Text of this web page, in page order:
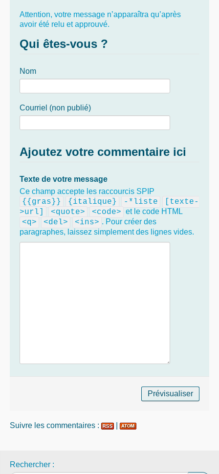
Attention, votre message n’apparaîtra qu’après
avoir été relu et approuvé.
Qui êtes-vous ?
Nom
Courriel (non publié)
Ajoutez votre commentaire ici
Texte de votre message
Ce champ accepte les raccourcis SPIP
{{gras}} {italique} -*liste
[texte-
>url]
<quote> <code> et le code HTML
<q> <del> <ins> . Pour créer des
paragraphes, laissez simplement des lignes vides.
Suivre les commentaires :
Rechercher :